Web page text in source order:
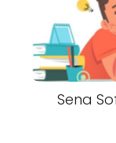
Sena